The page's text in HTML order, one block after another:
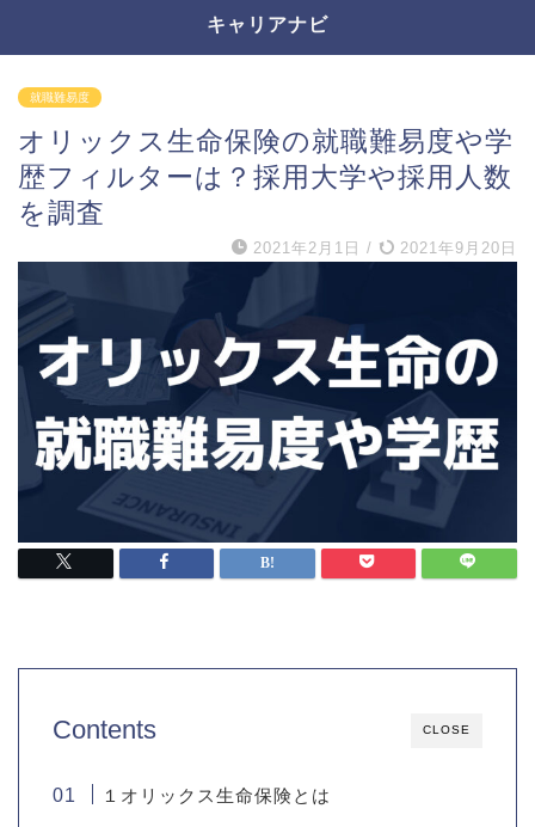
キャリアナビ
就職難易度
オリックス生命保険の就職難易度や学
歴フィルターは？採用大学や採用人数
を調査
2021年2月1日 / 2021年9月20日
CLOSE
Contents
１オリックス生命保険とは